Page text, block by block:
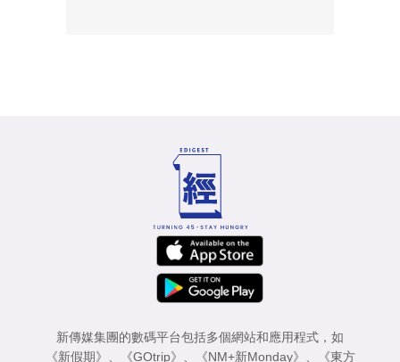
新傳媒集團的數碼平台包括多個網站和應用程式，如
《新假期》
《GOtrip》 《NM+新Monday》
《東方